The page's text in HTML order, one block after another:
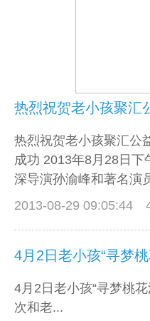
热烈祝贺老小孩聚汇公
成功 2013年8月28日下
深导演孙渝峰和著名演
2013-08-29 09:05:44
4月2日老小孩“寻梦桃
次和老...